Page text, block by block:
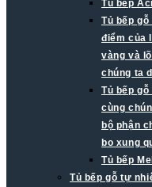
Tủ bếp
Tủ bếp gỗ
điểm của
vàng và
chúng ta
Tủ bếp
cùng
bộ phận
bo xung
Tủ bếp
Tủ bếp gỗ tự